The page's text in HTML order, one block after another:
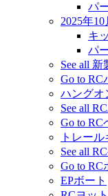
パ
2025年
キ
パ
See all 新
Go to RC
ハングオ
See all
Go to RC
トレー
See all
Go to RC
EPボート